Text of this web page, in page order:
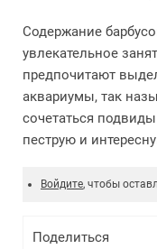
Содержание
увлекательное
предпочитают
аквариумы, так
сочетаться
пеструю и
Войдите, чтобы
Поделиться